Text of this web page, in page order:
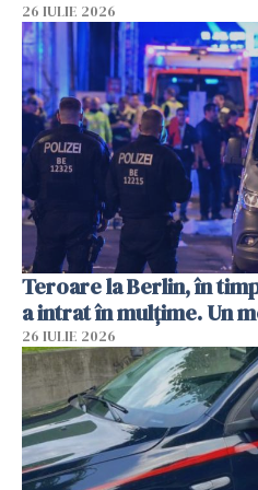
26 IULIE 2026
Teroare la Berlin, în
a intrat în mulțime. Un
26 IULIE 2026